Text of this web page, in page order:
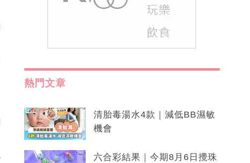
熱門文章
清胎毒湯水4款｜減低BB濕敏
機會
六合彩結果｜今期8月6日攪珠